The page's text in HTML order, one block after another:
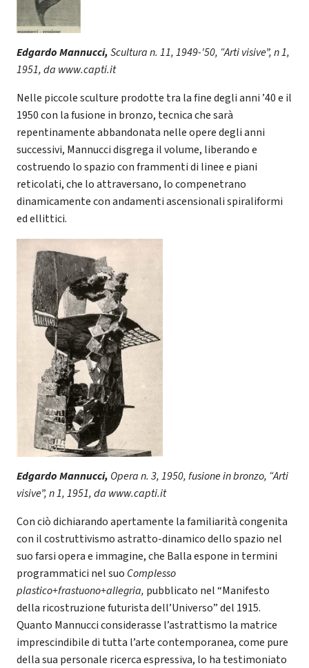
Edgardo Mannucci,Scultura n. 11, 1949-'50, “Arti visive”, n 1,
1951, da www.capti.it
Nelle piccole sculture prodotte tra la fine degli anni ’40 e il
1950 con la fusione in bronzo, tecnica che sarà
repentinamente abbandonata nelle opere degli anni
successivi, Mannucci disgrega il volume, liberando e
costruendo lo spazio con frammenti di linee e piani
reticolati, che lo attraversano, lo compenetrano
dinamicamente con andamenti ascensionali spiraliformi
ed ellittici.
Edgardo Mannucci, Opera n. 3, 1950, fusione in bronzo, “Arti
visive”, n 1, 1951, da www.capti.it
Con ciò dichiarando apertamente la familiarità congenita
con il costruttivismo astratto-dinamico dello spazio nel
suo farsi opera e immagine, che Balla espone in termini
programmatici nel suo Complesso
plastico+frastuono+allegria, pubblicato nel “Manifesto
della ricostruzione futurista dell’Universo”del 1915.
Quanto Mannucci considerasse l’astrattismo la matrice
imprescindibile di tutta l’arte contemporanea, come pure
della sua personale ricerca espressiva, lo ha testimoniato